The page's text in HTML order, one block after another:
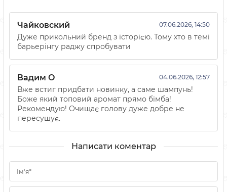
Чайковский 07.06.2026, 14:50
Дуже прикольний бренд з історією. Тому хто в темі
барьерінгу раджу спробувати
Вадим О 04.06.2026, 12:57
Вже встиг придбати новинку, а саме шампунь!
Боже який топовий аромат прямо бімба!
Рекомендую! Очищає голову дуже добре не
пересушує.
Написати коментар
Ім'я*